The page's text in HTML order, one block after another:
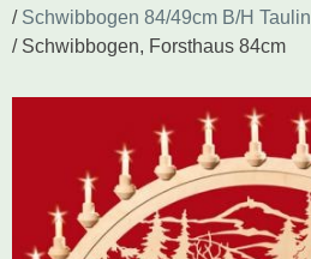
Ausgewählte Produkte
Alle Produkte
Holzkunst nach Hersteller
Schwibbogen
Schwibbogen 84/49cm B/H Taulin
Schwibbogen, Forsthaus 84cm